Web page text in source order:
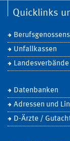
Quicklinks
Unfallkassen
Landesverbände
Datenbanken
Adressen und
D-Ärzte /